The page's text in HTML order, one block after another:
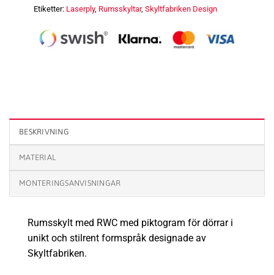
Etiketter: Laserply, Rumsskyltar, Skyltfabriken Design
BESKRIVNING
MATERIAL
MONTERINGSANVISNINGAR
Rumsskylt med RWC med piktogram för dörrar i
unikt och stilrent formspråk designade av
Skyltfabriken.